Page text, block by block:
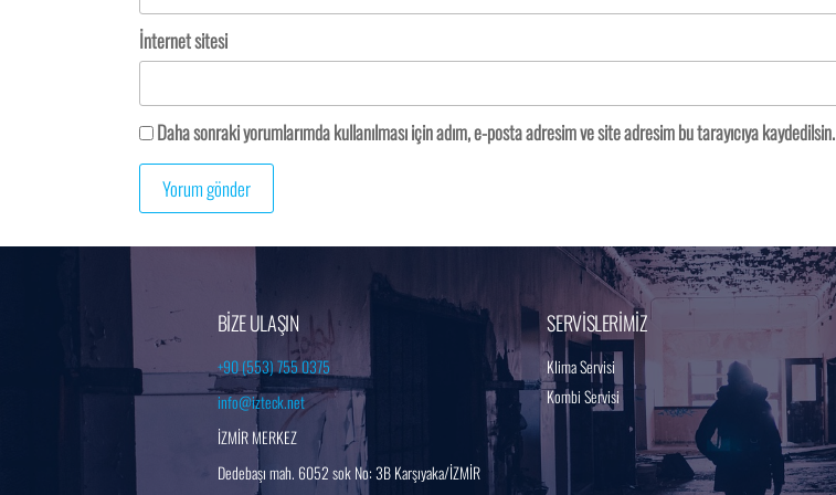
İnternet sitesi
Daha sonraki yorumlarımda kullanılması için adım, e-posta adresim ve site adresim bu tarayıcıya kaydedilsin.
BİZE ULAŞIN
+90 (553) 755 0375
info@izteck.net
İZMİR MERKEZ
Dedebaşı mah. 6052 sok No: 3B Karşıyaka/İZMİR
SERVİSLERİMİZ
Klima Servisi
Kombi Servisi